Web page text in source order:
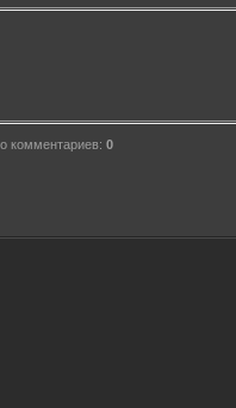
комментариев: 0